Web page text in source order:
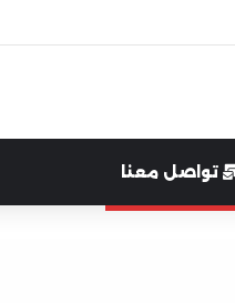
المحلي
تواصل معنا